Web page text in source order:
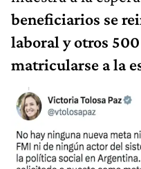
beneficiarios se
laboral y otros
matricularse a la